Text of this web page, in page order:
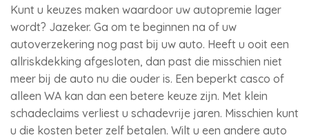
Kunt u keuzes maken waardoor uw autopremie lager
wordt? Jazeker. Ga om te beginnen na of uw
autoverzekering nog past bij uw auto. Heeft u ooit een
allriskdekking afgesloten, dan past die misschien niet
meer bij de auto nu die ouder is. Een beperkt casco of
alleen WA kan dan een betere keuze zijn. Met klein
schadeclaims verliest u schadevrije jaren. Misschien kunt
u die kosten beter zelf betalen. Wilt u een andere auto